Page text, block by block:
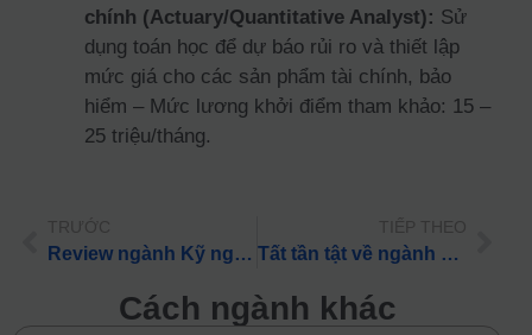
chính (Actuary/Quantitative Analyst): Sử
dụng toán học để dự báo rủi ro và thiết lập
mức giá cho các sản phẩm tài chính, bảo
hiểm – Mức lương khởi điểm tham khảo: 15 –
25 triệu/tháng.
Review ngành Kỹ nghệ gỗ và nội thất: Học gì, ở đâu và Lương khởi điểm 2026 Tất tần tật về ngành Toán kinh tế: Học phí, điểm chuẩn & việc làm 2026
Cách ngành khác